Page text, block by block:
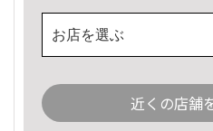
お店を選ぶ
近くの店舗